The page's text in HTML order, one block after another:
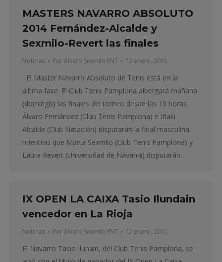
MASTERS NAVARRO ABSOLUTO
2014 Fernández-Alcalde y
Sexmilo-Revert las finales
Noticias PorAlvaro Sexmilo FNT 12 enero, 2015
El Master Navarro Absoluto de Tenis está en la
última fase. El Club Tenis Pamplona albergará mañana
(domingo) las finales del torneo desde las 10 horas.
Álvaro Fernández (Club Tenis Pamplona) e Iñaki
Alcalde (Club Natación) disputarán la final masculina,
mientras que Marta Sexmilo (Club Tenis Pamplona) y
Laura Revert (Universidad de Navarra) disputarán…
IX OPEN LA CAIXA Tasio Ilundain
vencedor en La Rioja
Noticias PorAlvaro Sexmilo FNT 12 enero, 2015
El Navarro Tasio Ilunain, del Club Tenis Pamplona, se